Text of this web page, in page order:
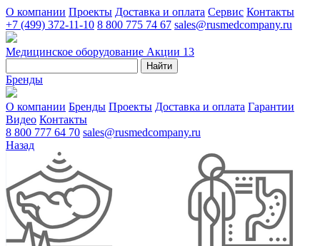
О компании Проекты Доставка и оплата Сервис Контакты
+7 (499) 372-11-10 8 800 775 74 67 sales@rusmedcompany.ru
Медицинское оборудование Акции 13
Найти
Бренды
О компании Бренды Проекты Доставка и оплата Гарантии
Видео Контакты
8 800 777 64 70 sales@rusmedcompany.ru
Назад